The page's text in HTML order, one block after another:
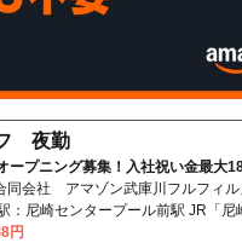
夜勤
ープニング募集！入社祝い金最大18
OK！長期で安定雇用可能！時給UP
同会社 アマゾン武庫川フルフィル
ンタープール前駅 JR「尼崎駅」よりシ
急「西宮北口駅」よりシャトルバ
円